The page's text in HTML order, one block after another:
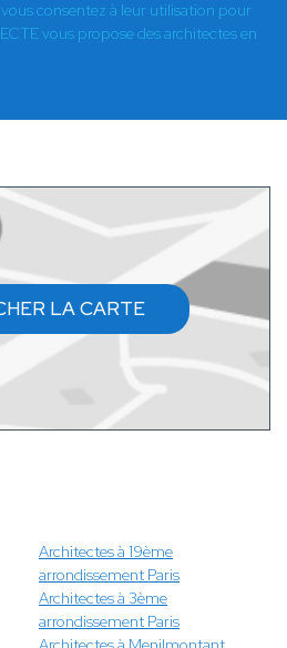
consentez à leur utilisation pour
vous propose des architectes en
LA CARTE
Architectes à 19ème
arrondissement Paris
Architectes à 3ème
arrondissement Paris